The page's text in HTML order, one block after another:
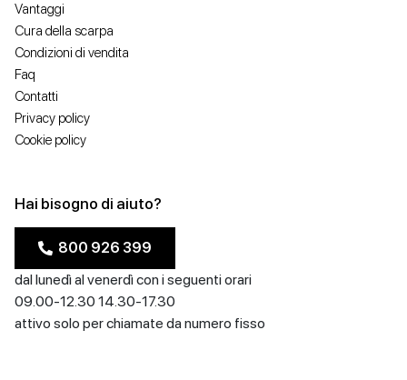
Vantaggi
Cura della scarpa
Condizioni di vendita
Faq
Contatti
Privacy policy
Cookie policy
Hai bisogno di aiuto?
800 926 399
dal lunedì al venerdì con i seguenti orari
09.00-12.30 14.30-17.30
attivo solo per chiamate da numero fisso